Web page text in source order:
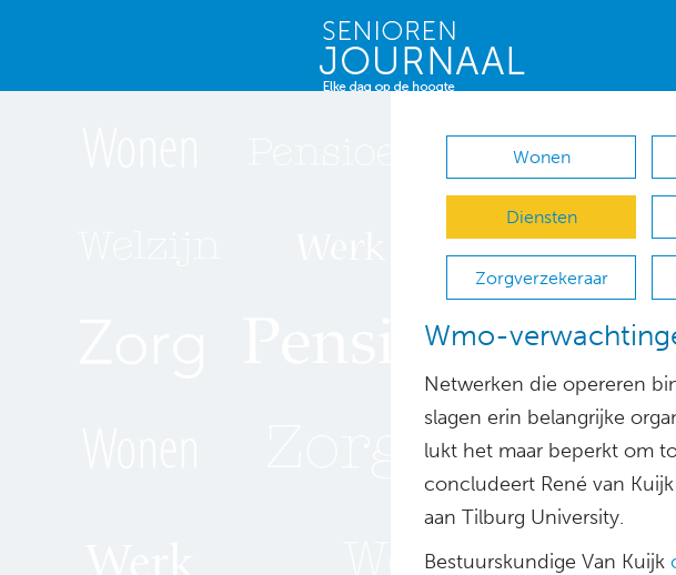
Wonen
Diensten
Zorgverzekeraar
Wmo-
Netwerken die opereren
slagen erin belangrijke
lukt het maar beperkt om
concludeert René van
aan Tilburg University.
Bestuurskundige Van Kuijk